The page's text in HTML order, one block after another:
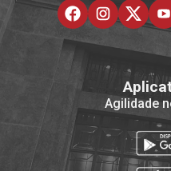
Agilidade